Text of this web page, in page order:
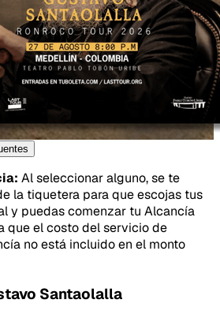
Al seleccionar alguno, se te
la tiquetera para que escojas tus
y puedas comenzar tu Alcancía
que el costo del servicio de
no está incluido en el monto
Santaolalla